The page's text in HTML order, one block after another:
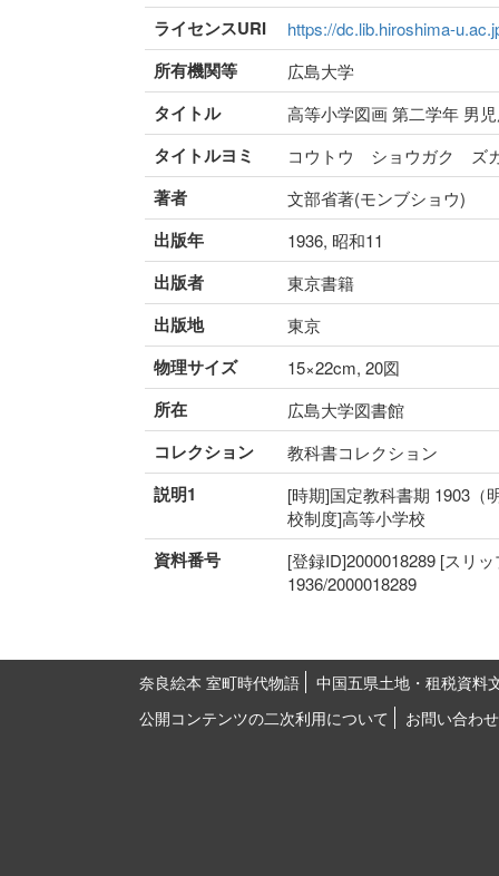
ライセンスURI https://dc.lib.hiroshima-
所有機関等 広島大学
タイトル 高等小学図画 第二学年 男
タイトルヨミ コウトウ ショウガク ズ
著者 文部省著(モンブショウ)
出版年 1936, 昭和11
出版者 東京書籍
出版地 東京
物理サイズ 15×22cm, 20図
所在 広島大学図書館
コレクション 教科書コレクション
説明1
[時期]国定教科書期 1903（
校制度]高等小学校
資料番号
[登録ID]2000018289 [スリ
1936/2000018289
奈良絵本 室町時代物語
中国五県土地・租税資料
公開コンテンツの二次利用について
お問い合わせ